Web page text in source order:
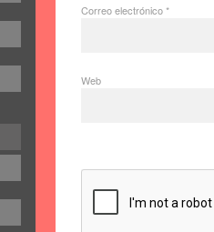
Correo electrónico*
Web